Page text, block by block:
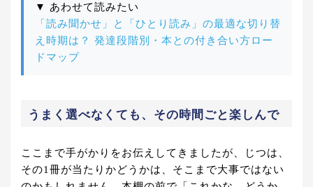
▼ あわせて読みたい
「読み聞かせ」と「ひとり読み」の最適な切り替
え時期は？ 発達段階別・本との付き合い方ロー
ドマップ
うまく選べなくても、その時間ごと楽しんで
ここまで手がかりをお伝えしてきましたが、じつは、
その1冊が当たりかどうかは、そこまで大事ではない